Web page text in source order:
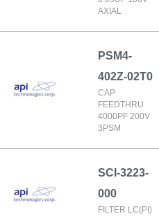
AXIAL
PSM4-
402Z-02T0
CAP
FEEDTHRU
4000PF 200V
3PSM
SCI-3223-
000
FILTER LC(PI)